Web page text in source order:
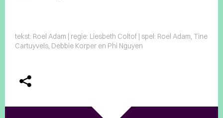
tekst: Roel Adam | regie: Liesbeth Coltof | spel: Roel Adam, Tine
Cartuyvels, Debbie Korper en Phi Nguyen